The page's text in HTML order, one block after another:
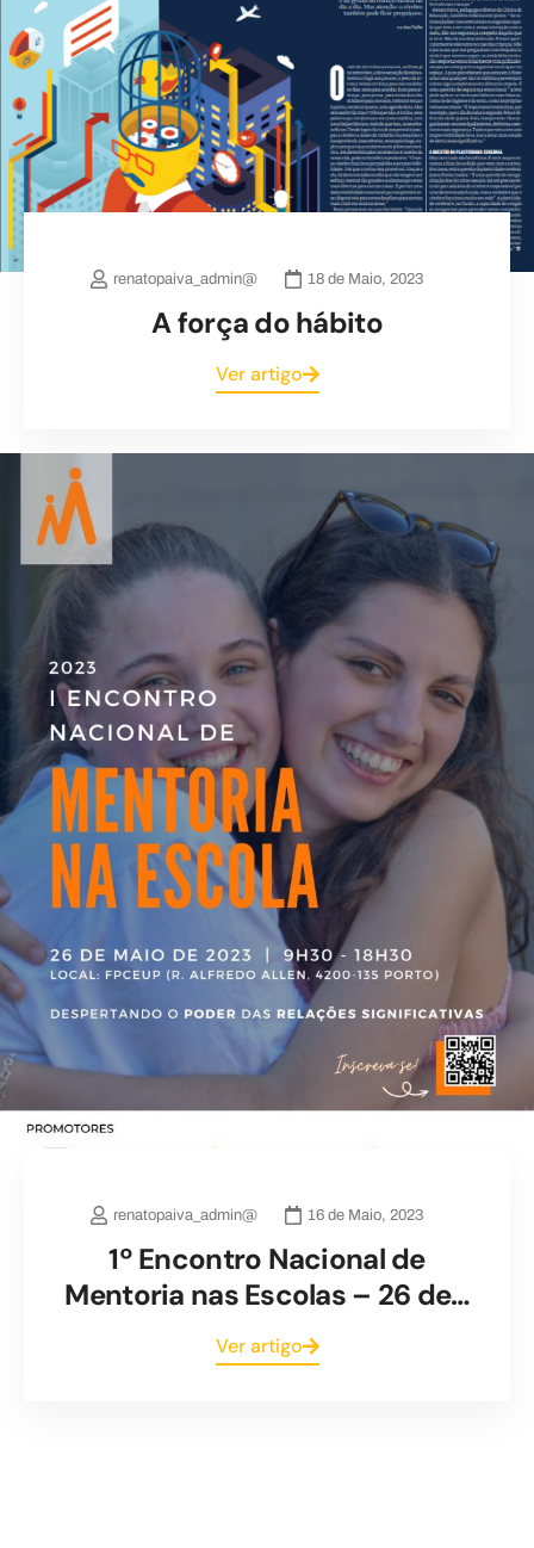
renatopaiva_admin@ 18 de Maio, 2023
A força do hábito
Ver artigo
renatopaiva_admin@ 16 de Maio, 2023
1º Encontro Nacional de
Mentoria nas Escolas – 26 de…
Ver artigo